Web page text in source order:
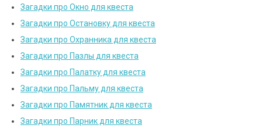
Загадки про Окно для квеста
Загадки про Остановку для квеста
Загадки про Охранника для квеста
Загадки про Пазлы для квеста
Загадки про Палатку для квеста
Загадки про Пальму для квеста
Загадки про Памятник для квеста
Загадки про Парник для квеста